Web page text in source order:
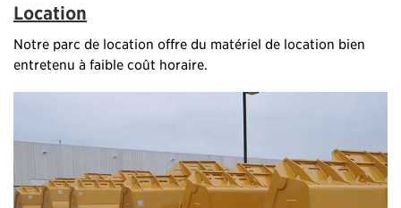
Location
Notre parc de location offre du matériel de location bien
entretenu à faible coût horaire.